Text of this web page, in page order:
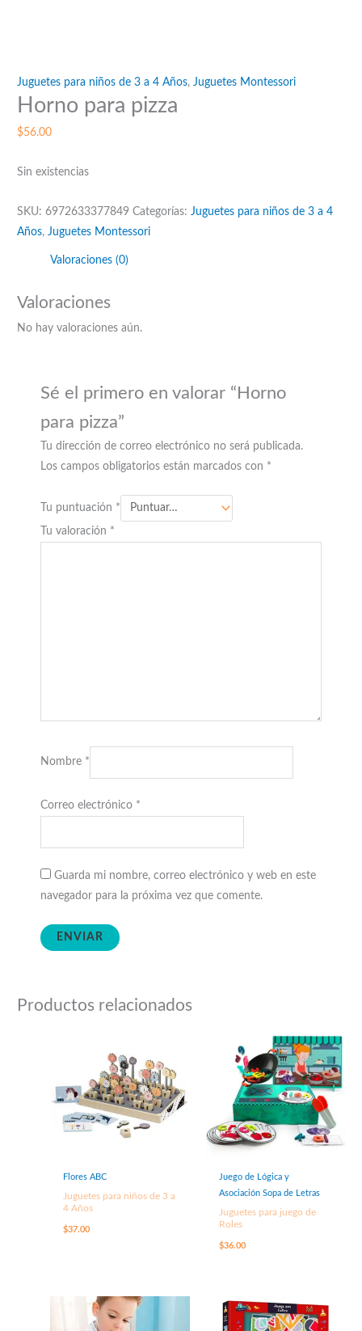
Juguetes para niños de 3 a 4 Años,Juguetes Montessori
Horno para pizza
$56.00
Sin existencias
SKU:6972633377849 Categorías:Juguetes para niños de 3 a 4
Años,Juguetes Montessori
Valoraciones (0)
Valoraciones
No hay valoraciones aún.
Sé el primero en valorar “Horno
para pizza”
Tu dirección de correo electrónico no será publicada.
Los campos obligatorios están marcados con *
Tu puntuación *
Tu valoración *
Nombre *
Correo electrónico *
Guarda mi nombre, correo electrónico y web en este
navegador para la próxima vez que comente.
Productos relacionados
Flores ABC
Juguetes para niños de 3 a
4 Años
$37.00
Juego de Lógica y
Asociación Sopa de Letras
Juguetes para juego de
Roles
$36.00